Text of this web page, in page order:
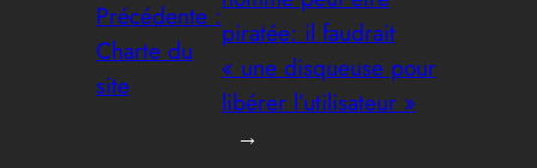
Précédente :
Charte du
site
piratée: il faudrait
« une disqueuse pour
libérer l’utilisateur »
→